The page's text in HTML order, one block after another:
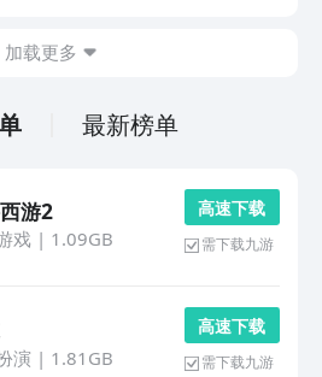
加载更多
最新榜单
游2
戏| 1.09GB
高 速 下 载
需下载九游
演 | 1.81GB
高 速 下 载
需下载九游